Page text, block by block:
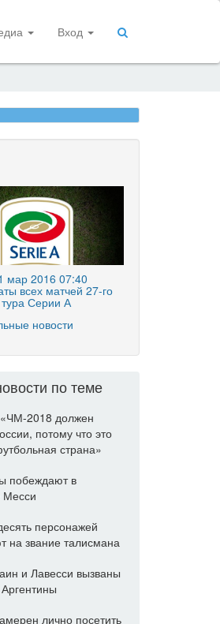
Вход
мар 2016 07:40
всех матчей 27-го
тура Серии А
новости
по теме
2018 должен
потому что это
страна»
побеждают в
Месси
персонажей
на звание талисмана
и Лавесси вызваны
лично посетить